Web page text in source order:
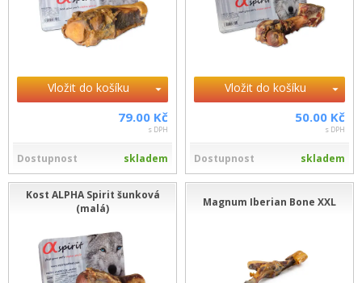
Vložit do košíku
79.00 Kč
s DPH
Dostupnost skladem
Vložit do košíku
50.00 Kč
s DPH
Dostupnost skladem
Kost ALPHA Spirit šunková
(malá)
Magnum Iberian Bone XXL